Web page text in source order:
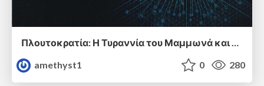
Πλουτοκρατία: Η Τυραννία του Μαμμωνά και η Μεταανθρώπινη Δουλεία
amethyst1
0 280